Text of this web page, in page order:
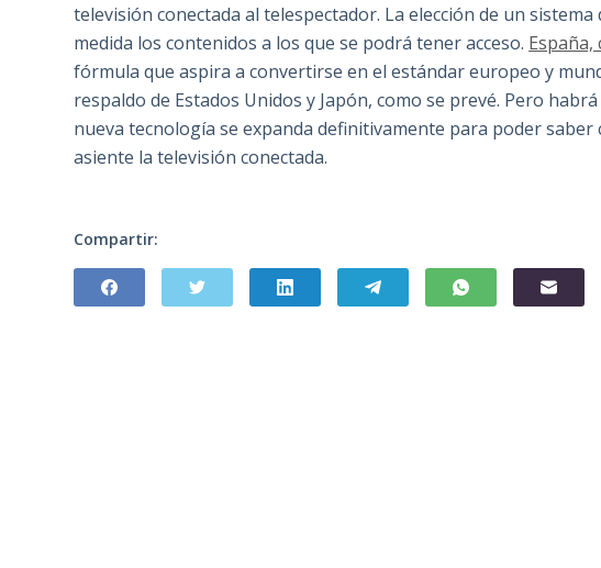
televisión conectada al telespectador. La elección de un
medida los contenidos a los que se podrá tener acceso. España,
fórmula que aspira a convertirse en el estándar europeo y
respaldo de Estados Unidos y Japón, como se prevé. Pero
nueva tecnología se expanda definitivamente para poder
asiente la televisión conectada.
Compartir: